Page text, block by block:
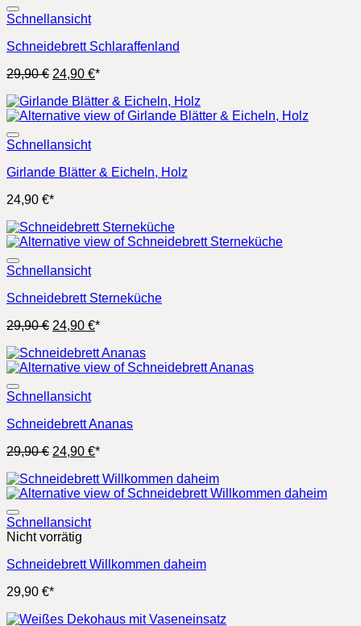
Schnellansicht
Schneidebrett Schlaraffenland
29,90€ Ursprünglicher
war:
29,90 €
24,90 €Aktueller
ist:
24,90 €.
*
Schnellansicht
Girlande Blätter & Eicheln, Holz
24,90 €*
Schnellansicht
Schneidebrett Sterneküche
29,90€ Ursprünglicher
war:
29,90 €
24,90 €Aktueller
ist:
24,90 €.
*
Schnellansicht
Schneidebrett Ananas
29,90€ Ursprünglicher
war:
29,90 €
24,90 €Aktueller
ist:
24,90 €.
*
Schnellansicht
Nicht vorrätig
Schneidebrett Willkommen daheim
29,90 €*